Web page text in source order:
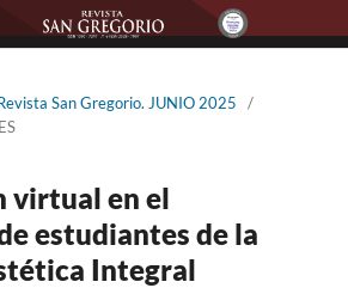
San Gregorio. JUNIO 2025
/
virtual en el
estudiantes de la
Integral